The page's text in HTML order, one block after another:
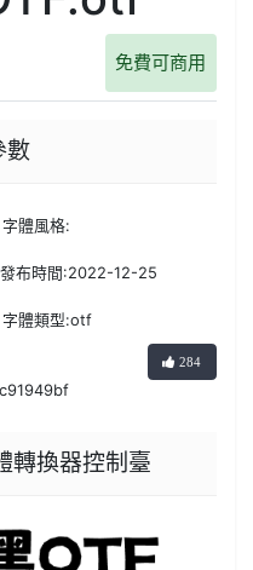
免費可商用
數
字體風格:
發布時間:2022-12-25
字體類型:otf
284
轉換器控制臺